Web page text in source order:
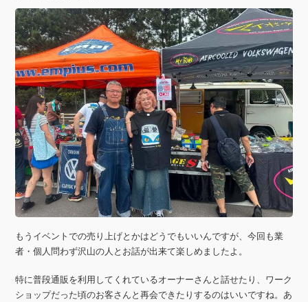
もうイベントでの売り上げとかはどうでもいいんですが、今回も業
者・個人問わず沢山の人とお話が出来て楽しめましたよ。
特に普段通販を利用してくれているオーナーさんと話せたり、ワーク
ショップだった頃のお客さんと再会できたりするのはいいですね。あ